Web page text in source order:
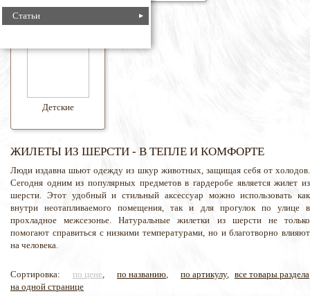
Статьи
Детские
ЖИЛЕТЫ ИЗ ШЕРСТИ - В ТЕПЛЕ И КОМФОРТЕ
Люди издавна шьют одежду из шкур животных, защищая себя от холодов.
Сегодня одним из популярных предметов в гардеробе является жилет из
шерсти. Этот удобный и стильный аксессуар можно использовать как
внутри неотапливаемого помещения, так и для прогулок по улице в
прохладное межсезонье. Натуральные жилетки из шерсти не только
помогают справиться с низкими температурами, но и благотворно влияют
на человека.
Сортировка: по цене, по названию, по артикулу, все товары раздела
на одной странице